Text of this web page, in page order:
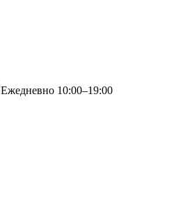
Ежедневно 10:00–19:00